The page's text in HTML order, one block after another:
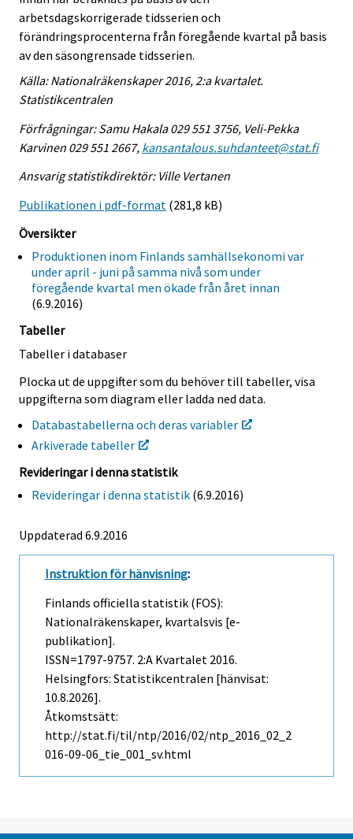
arbetsdagskorrigerade tidsserien och
förändringsprocenterna från föregående kvartal på basis
av den säsongrensade tidsserien.
Källa: Nationalräkenskaper 2016, 2:a kvartalet.
Statistikcentralen
Förfrågningar: Samu Hakala 029 551 3756, Veli-Pekka
Karvinen 029 551 2667, kansantalous.suhdanteet@stat.fi
Ansvarig statistikdirektör: Ville Vertanen
Publikationen i pdf-format (281,8 kB)
Översikter
Produktionen inom Finlands samhällsekonomi var
under april - juni på samma nivå som under
föregående kvartal men ökade från året innan
(6.9.2016)
Tabeller
Tabeller i databaser
Plocka ut de uppgifter som du behöver till tabeller, visa
uppgifterna som diagram eller ladda ned data.
Databastabellerna och deras variabler
Arkiverade tabeller
Revideringar i denna statistik
Revideringar i denna statistik (6.9.2016)
Uppdaterad 6.9.2016
Instruktion för hänvisning:
Finlands officiella statistik (FOS):
Nationalräkenskaper, kvartalsvis [e-
publikation].
ISSN=1797-9757. 2:a Kvartalet 2016.
Helsingfors: Statistikcentralen [hänvisat:
10.8.2026].
Åtkomstsätt:
http://stat.fi/til/ntp/2016/02/ntp_2016_02_2
016-09-06_tie_001_sv.html